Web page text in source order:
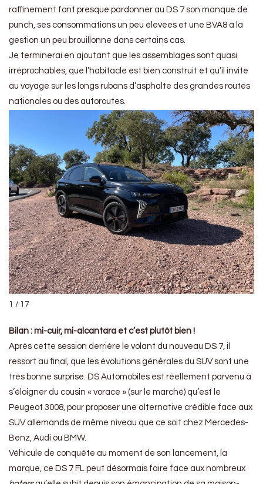
raffinement font presque pardonner au DS 7 son manque de
punch, ses consommations un peu élevées et une BVA8 à la
gestion un peu brouillonne dans certains cas.
Je terminerai en ajoutant que les assemblages sont quasi
irréprochables, que l’habitacle est bien construit et qu’il invite
au voyage sur les longs rubans d’asphalte des grandes routes
nationales ou des autoroutes.
1 / 17
Bilan : mi-cuir, mi-alcantara et c’est plutôt bien !
Après cette session derrière le volant du nouveau DS 7, il
ressort au final, que les évolutions générales du SUV sont une
très bonne surprise. DS Automobiles est réellement parvenu à
s’éloigner du cousin « vorace » (sur le marché) qu’est le
Peugeot 3008, pour proposer une alternative crédible face aux
SUV allemands de même niveau que ce soit chez Mercedes-
Benz, Audi ou BMW.
Véhicule de conquête au moment de son lancement, la
marque, ce DS 7 FL peut désormais faire face aux nombreux